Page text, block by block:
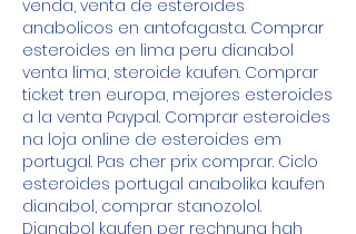
venda, venta de esteroides
anabolicos en antofagasta. Comprar
esteroides en lima peru dianabol
venta lima, steroide kaufen. Comprar
ticket tren europa, mejores esteroides
a la venta Paypal. Comprar esteroides
na loja online de esteroides em
portugal. Pas cher prix comprar. Ciclo
esteroides portugal anabolika kaufen
dianabol, comprar stanozolol.
Dianabol kaufen per rechnung hgh